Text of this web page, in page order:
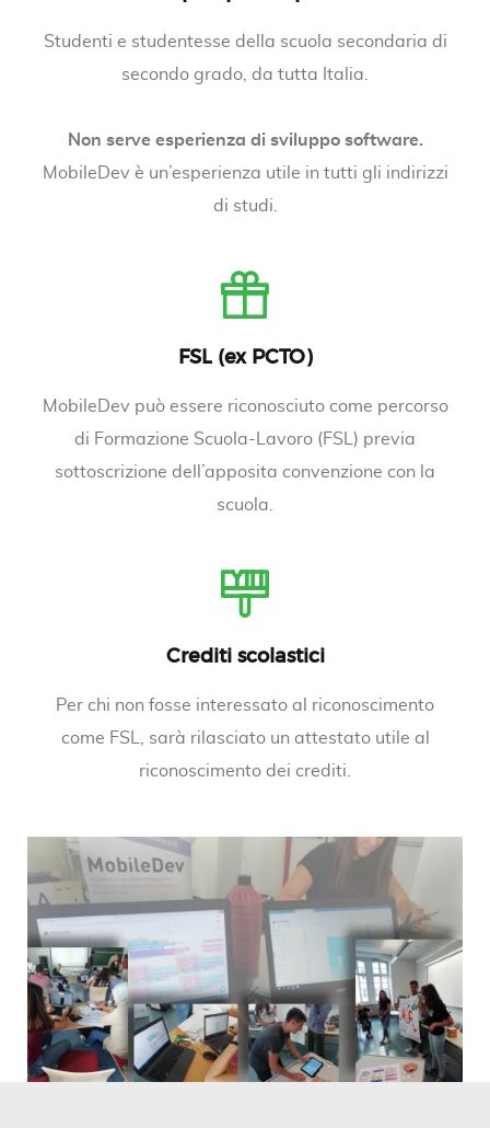
Studenti e studentesse della scuola secondaria di
secondo grado, da tutta Italia.
Non serve esperienza di sviluppo software.
MobileDev è un’esperienza utile in tutti gli indirizzi
di studi.
FSL (ex PCTO)
MobileDev può essere riconosciuto come percorso
di Formazione Scuola-Lavoro (FSL) previa
sottoscrizione dell’apposita convenzione con la
scuola.
Crediti scolastici
Per chi non fosse interessato al riconoscimento
come FSL, sarà rilasciato un attestato utile al
riconoscimento dei crediti.